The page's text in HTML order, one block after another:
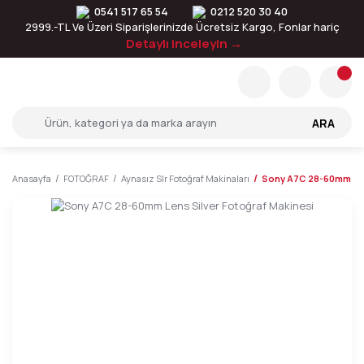
0541 517 65 54
0212 520 30 40
2999.-TL Ve Üzeri Siparişlerinizde Ücretsiz Kargo, Fonlar hariç
Detaylı inceleyin →
ARA
Anasayfa FOTOĞRAF Aynasız Slr Fotoğraf Makinaları Sony A7C 28-60mm